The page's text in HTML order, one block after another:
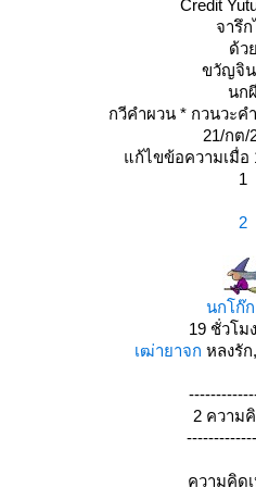
Credit
จารึก
ด้ว
ขวัญจิ
นกผี
กวีคำผวน * กวนวะค
21/กต/
ก้ไขข้อความเมื่อ
1
2
นกโก๊ก
19 ชั่วโม
เฒ่ายาจก หลงรัก,
2 ความ
ความคิด